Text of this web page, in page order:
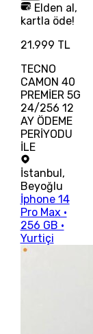
Elden al,
kartla öde!
21.999 TL
TECNO
CAMON 40
PREMİER 5G
24/256 12
AY ÖDEME
PERİYODU
İLE
İstanbul,
Beyoğlu
İphone 14
Pro Max •
256 GB •
Yurtiçi